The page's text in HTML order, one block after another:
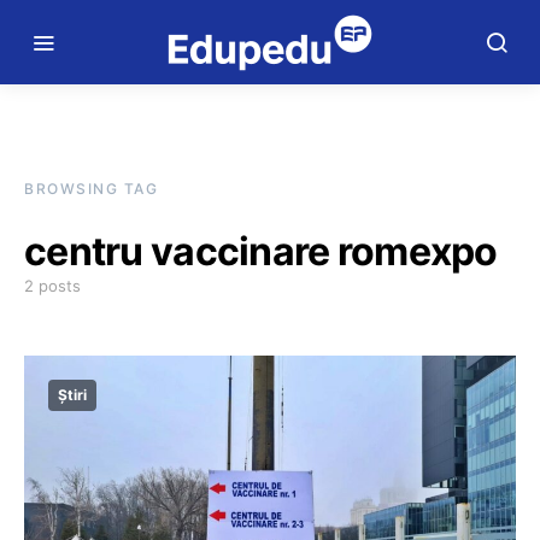
BROWSING TAG
centru vaccinare romexpo
2 posts
Știri